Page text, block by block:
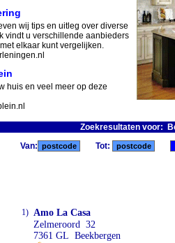
wij tips en uitleg over diverse
vindt u verschillende aanbieders
elkaar kunt vergelijken.
huis en veel meer op deze
Zoekresultaten voor:
Van: Tot:
1) Amo La Casa
Zelmeroord 32
7361 GL Beekbergen